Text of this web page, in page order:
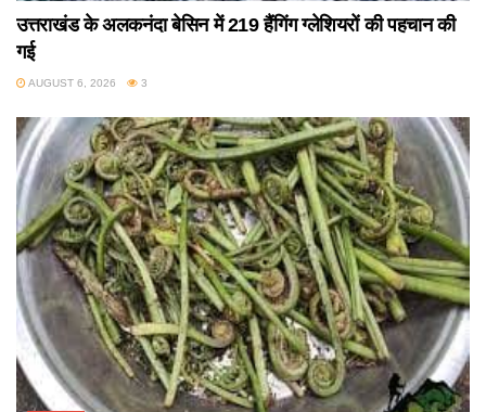
उत्तराखंड के अलकनंदा बेसिन में 219 हैंगिंग ग्लेशियरों की पहचान की
गई
AUGUST 6, 2026 3